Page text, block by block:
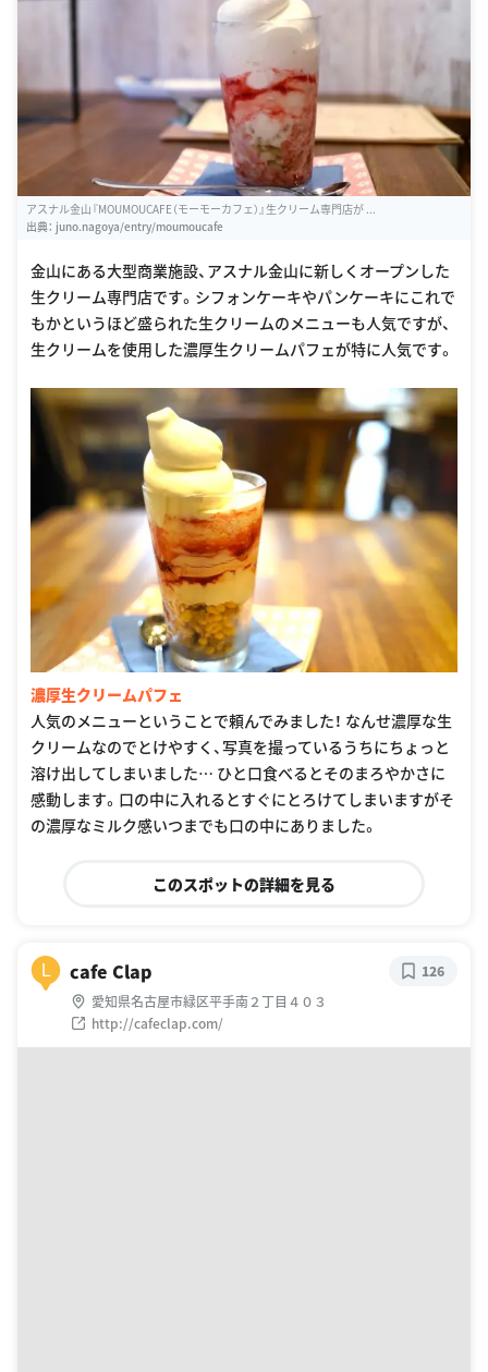
アスナル金山『MOUMOUCAFE（モーモーカフェ）』生クリーム専門店が ...
出典： juno.nagoya/entry/moumoucafe
金山にある大型商業施設、アスナル金山に新しくオープンした
生クリーム専門店です。シフォンケーキやパンケーキにこれで
もかというほど盛られた生クリームのメニューも人気ですが、
生クリームを使用した濃厚生クリームパフェが特に人気です。
濃厚生クリームパフェ
人気のメニューということで頼んでみました！ なんせ濃厚な生
クリームなのでとけやすく、写真を撮っているうちにちょっと
溶け出してしまいました… ひと口食べるとそのまろやかさに
感動します。口の中に入れるとすぐにとろけてしまいますがそ
の濃厚なミルク感いつまでも口の中にありました。
このスポットの詳細を見る
L cafe Clap
愛知県名古屋市緑区平手南２丁目４０３
http://cafeclap.com/
126